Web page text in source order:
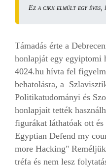
Ez a cikk elmúlt egy
Támadás érte a
honlapját egy egyiptomi
4024.hu hívta fel
behatolásra, a
Politikatudományi és
honlapjait tették
figurákat láthatóak ott
Egyptian Defend my
more Hacking"
tréfa és nem lesz